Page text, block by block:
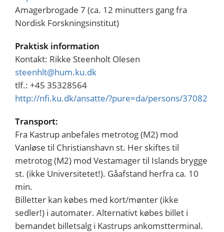
Amagerbrogade 7 (ca. 12 minutters gang fra
Nordisk Forskningsinstitut)
Praktisk information
Kontakt: Rikke Steenholt Olesen
steenhlt@hum.ku.dk
tlf.: +45 35328564
http://nfi.ku.dk/ansatte/?pure=da/persons/37082
Transport:
Fra Kastrup anbefales metrotog (M2) mod
Vanløse til Christianshavn st. Her skiftes til
metrotog (M2) mod Vestamager til Islands brygge
st. (ikke Universitetet!). Gåafstand herfra ca. 10
min.
Billetter kan købes med kort/mønter (ikke
sedler!) i automater. Alternativt købes billet i
bemandet billetsalg i Kastrups ankomstterminal.